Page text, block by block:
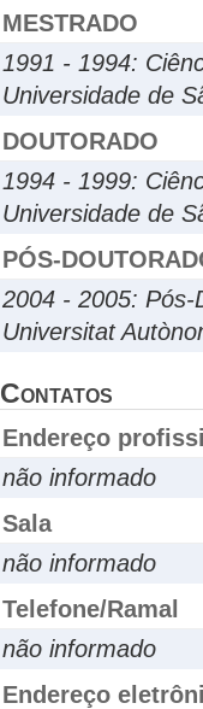
MESTRADO
1991 - 1994:
Universidade de
DOUTORADO
1994 - 1999:
Universidade de
PÓS-
2004 - 2005: Pós-
Universitat
Contatos
Endereço
não informado
Sala
não informado
Telefone/Ramal
não informado
Endereço